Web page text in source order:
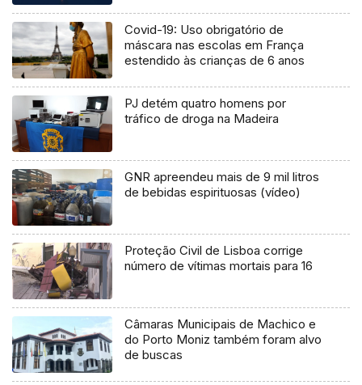
Covid-19: Uso obrigatório de
máscara nas escolas em França
estendido às crianças de 6 anos
PJ detém quatro homens por
tráfico de droga na Madeira
GNR apreendeu mais de 9 mil litros
de bebidas espirituosas (vídeo)
Proteção Civil de Lisboa corrige
número de vítimas mortais para 16
Câmaras Municipais de Machico e
do Porto Moniz também foram alvo
de buscas